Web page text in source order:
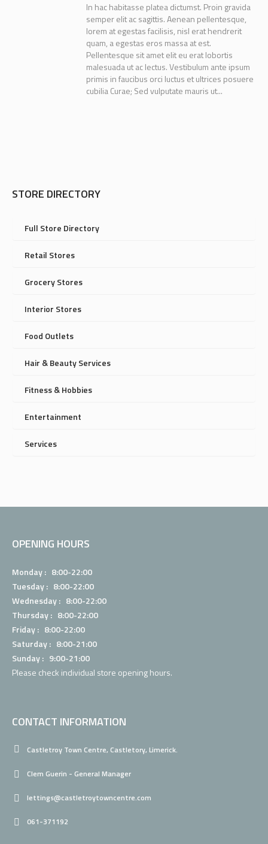
In hac habitasse platea dictumst. Proin gravida
semper elit ac sagittis. Aenean pellentesque,
lorem at egestas facilisis, nisl erat hendrerit
quam, a egestas eros massa at est.
Pellentesque sit amet elit eu erat lobortis
malesuada ut ac lectus. Vestibulum ante ipsum
primis in faucibus orci luctus et ultrices posuere
cubilia Curae; Sed vulputate mauris ut...
STORE DIRECTORY
Full Store Directory
Retail Stores
Grocery Stores
Interior Stores
Food Outlets
Hair & Beauty Services
Fitness & Hobbies
Entertainment
Services
OPENING HOURS
Monday : 8:00-22:00
Tuesday : 8:00-22:00
Wednesday : 8:00-22:00
Thursday : 8:00-22:00
Friday : 8:00-22:00
Saturday : 8:00-21:00
Sunday : 9:00-21:00
Please check individual store opening hours.
CONTACT INFORMATION
Castletroy Town Centre, Castletory, Limerick.
Clem Guerin - General Manager
lettings@castletroytowncentre.com
061-371192